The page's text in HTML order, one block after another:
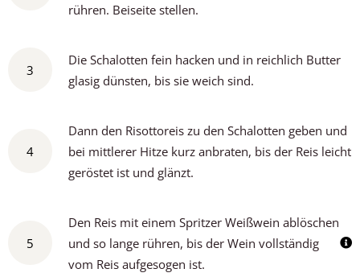
rühren. Beiseite stellen.
3
Die Schalotten fein hacken und in reichlich Butter
glasig dünsten, bis sie weich sind.
4
Dann den Risottoreis zu den Schalotten geben und
bei mittlerer Hitze kurz anbraten, bis der Reis leicht
geröstet ist und glänzt.
5
Den Reis mit einem Spritzer Weißwein ablöschen
und so lange rühren, bis der Wein vollständig
vom Reis aufgesogen ist.